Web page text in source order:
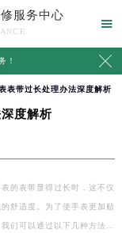
服务中心

！ 
表带过长处理办法深度解析
度解析
的表带显得过长时，这不仅
舒适度。为了使手表更加贴
们可以通过以下几种方法